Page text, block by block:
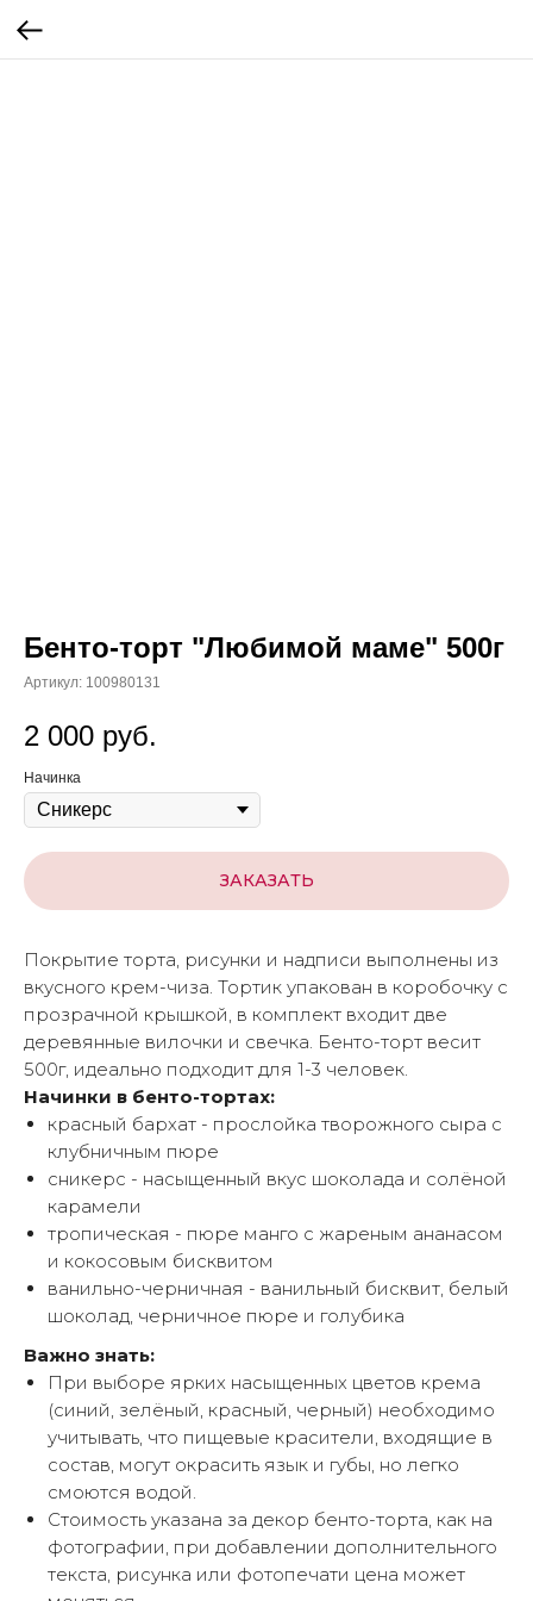
Бенто-торт "Любимой маме" 500г
Артикул: 100980131
2 000 руб.
Начинка
ЗАКАЗАТЬ
Покрытие торта, рисунки и надписи выполнены из
вкусного крем-чиза. Тортик упакован в коробочку с
прозрачной крышкой, в комплект входит две
деревянные вилочки и свечка. Бенто-торт весит
500г, идеально подходит для 1-3 человек.
Начинки в бенто-тортах:
красный бархат - прослойка творожного сыра с
клубничным пюре
сникерс - насыщенный вкус шоколада и солёной
карамели
тропическая - пюре манго с жареным ананасом
и кокосовым бисквитом
ванильно-черничная - ванильный бисквит, белый
шоколад, черничное пюре и голубика
Важно знать:
При выборе ярких насыщенных цветов крема
(синий, зелёный, красный, черный) необходимо
учитывать, что пищевые красители, входящие в
состав, могут окрасить язык и губы, но легко
смоются водой.
Стоимость указана за декор бенто-торта, как на
фотографии, при добавлении дополнительного
текста, рисунка или фотопечати цена может